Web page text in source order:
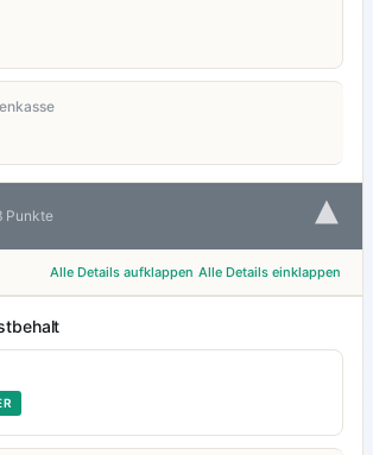
Punkte ▾
Alle Details aufklappen Alle Details einklappen